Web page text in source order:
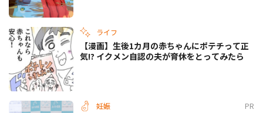
ライフ
【漫画】生後1カ月の赤ちゃんにポテチって正
気!? イクメン自認の夫が育休をとってみたら
妊娠 PR